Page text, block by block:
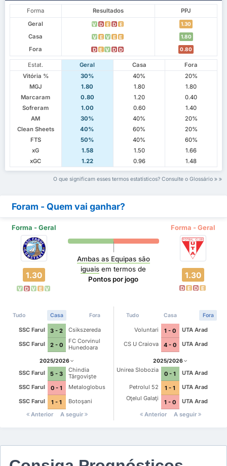
Forma Resultados
PPJ
Geral
V D E D E 1.30
Casa V E V E E 1.80
Fora D E V D D 0.80
Estat. Geral Casa
Fora
Vitória %
30% 40%
20%
MGJ
1.80 1.80
1.80
Marcaram
0.80 1.20
0.40
Sofreram
1.00 0.60
1.40
AM
30% 40%
20%
Clean Sheets
40% 60%
20%
FTS
50% 40%
60%
xG
1.58 1.50
1.66
xGC
1.22 0.96 1.48
O que significam esses termos estatísticos? Consulte o Glossário
Foram - Quem vai ganhar?
Forma - Geral Forma - Geral
1.30
V D V E V
Ambas as Equipas são
iguais em termos de
Pontos por jogo
1.30
D E D E
Tudo Casa Fora
SSC Farul 3 - 2
Csikszereda
SSC Farul
2 - 0
FC Corvinul
Hunedoara
2025/2026
SSC Farul 5 - 3
Chindia
Târgovişte
SSC Farul
0 - 1
Metaloglobus
SSC Farul
1 - 1
Botoşani
Anterior
A seguir
Tudo Casa Fora
Voluntari 1 - 0
UTA Arad
CS U Craiova
4 - 0 UTA Arad
2025/2026
Unirea Slobozia
0 - 1
UTA Arad
Petrolul 52
1 - 1
UTA Arad
Oţelul Galaţi
1 - 0
UTA Arad
Anterior
A seguir